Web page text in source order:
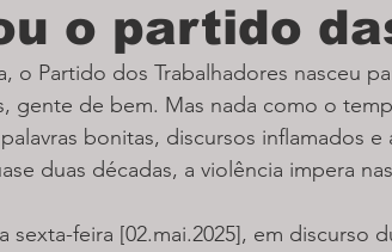
o partido
o Partido dos Trabalhadores nasceu
gente de bem. Mas nada como o
bonitas, discursos inflamados
duas décadas, a violência impera
sexta-feira [02.mai.2025], em discurso